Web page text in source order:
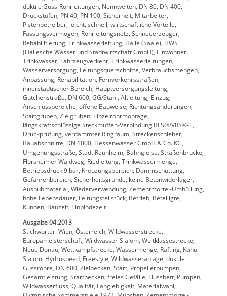
duktile Guss-Rohrleitungen, Nennweiten, DN 80, DN 400,
Druckstufen, PN 40, PN 100, Sicherheit, Mitarbeiter,
Pistenbetreiber, leicht, schnell, wirtschaftliche Vorteile,
Fassungsvermögen, Rohrleitungsnetz, Schneeerzeuger,
Rehabilitierung, Trinkwasserleitung, Halle (Saale), HWS
(Hallesche Wasser und Stadtwirtschaft GmbH), Einwohner,
Trinkwasser, Fahrzeugverkehr, Trinkwasserleitungen,
Wasserversorgung, Leitungsquerschnitte, Verbrauchsmengen,
Anpassung, Rehabilitation, Fernverkehrsstraßen,
innerstädtischer Bereich, Hauptversorgungsleitung,
Gütchenstraße, DN 600, GG/Stahl, Altleitung, Einzug,
Anschlussbereiche, offene Bauweise, Richtungsänderungen,
Startgruben, Zielgruben, Einzelrohrmontage,
längskraftschlüssige Steckmuffen-Verbindung BLS®/VRS®-T,
Druckprüfung, verdämmter Ringraum, Streckenschieber,
Bauabschnitte, DN 1000, Hessenwasser GmbH & Co. KG,
Umgehungsstraße, Stadt Raunheim, Bahngleise, Straßenbrücke,
Flörsheimer Waldweg, Riedleitung, Trinkwassermenge,
Betriebsdruck 9 bar, Kreuzungsbereich, Dammschüttung,
Gefahrenbereich, Sicherheitsgründe, keine Betonwiderlager,
Aushubmaterial, Wiederverwendung, Zementmörtel-Umhüllung,
hohe Lebensdauer, Leitungsteilstück, Betrieb, Beteiligte,
Kunden, Bauzeit, Einbindezeit
Ausgabe 04.2013
Stichwörter: Wien, Österreich, Wildwasserstrecke,
Europameisterschaft, Wildwasser-Slalom, Weltklassestrecke,
Neue Donau, Wettkampfstrecke, Wassermenge, Rafting, Kanu-
Slalom, Hydrospeed, Freestyle, Wildwasseranlage, duktile
Gussrohre, DN 600, Zielbecken, Start, Propellerpumpen,
Gesamtleistung, Startbecken, freies Gefälle, Flussbett, Pumpen,
Wildwasserfluss, Qualität, Langlebigkeit, Materialwahl,